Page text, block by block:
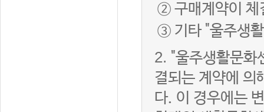
② 구매계약이 체
③ 기타 "울주생
2. "울주생활문화
결되는 계약에 의
다. 이 경우에는